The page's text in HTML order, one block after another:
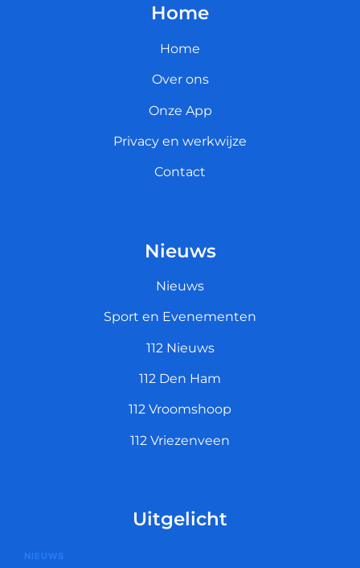
Home
Home
Over ons
Onze App
Privacy en werkwijze
Contact
Nieuws
Nieuws
Sport en Evenementen
112 Nieuws
112 Den Ham
112 Vroomshoop
112 Vriezenveen
Uitgelicht
NIEUWS